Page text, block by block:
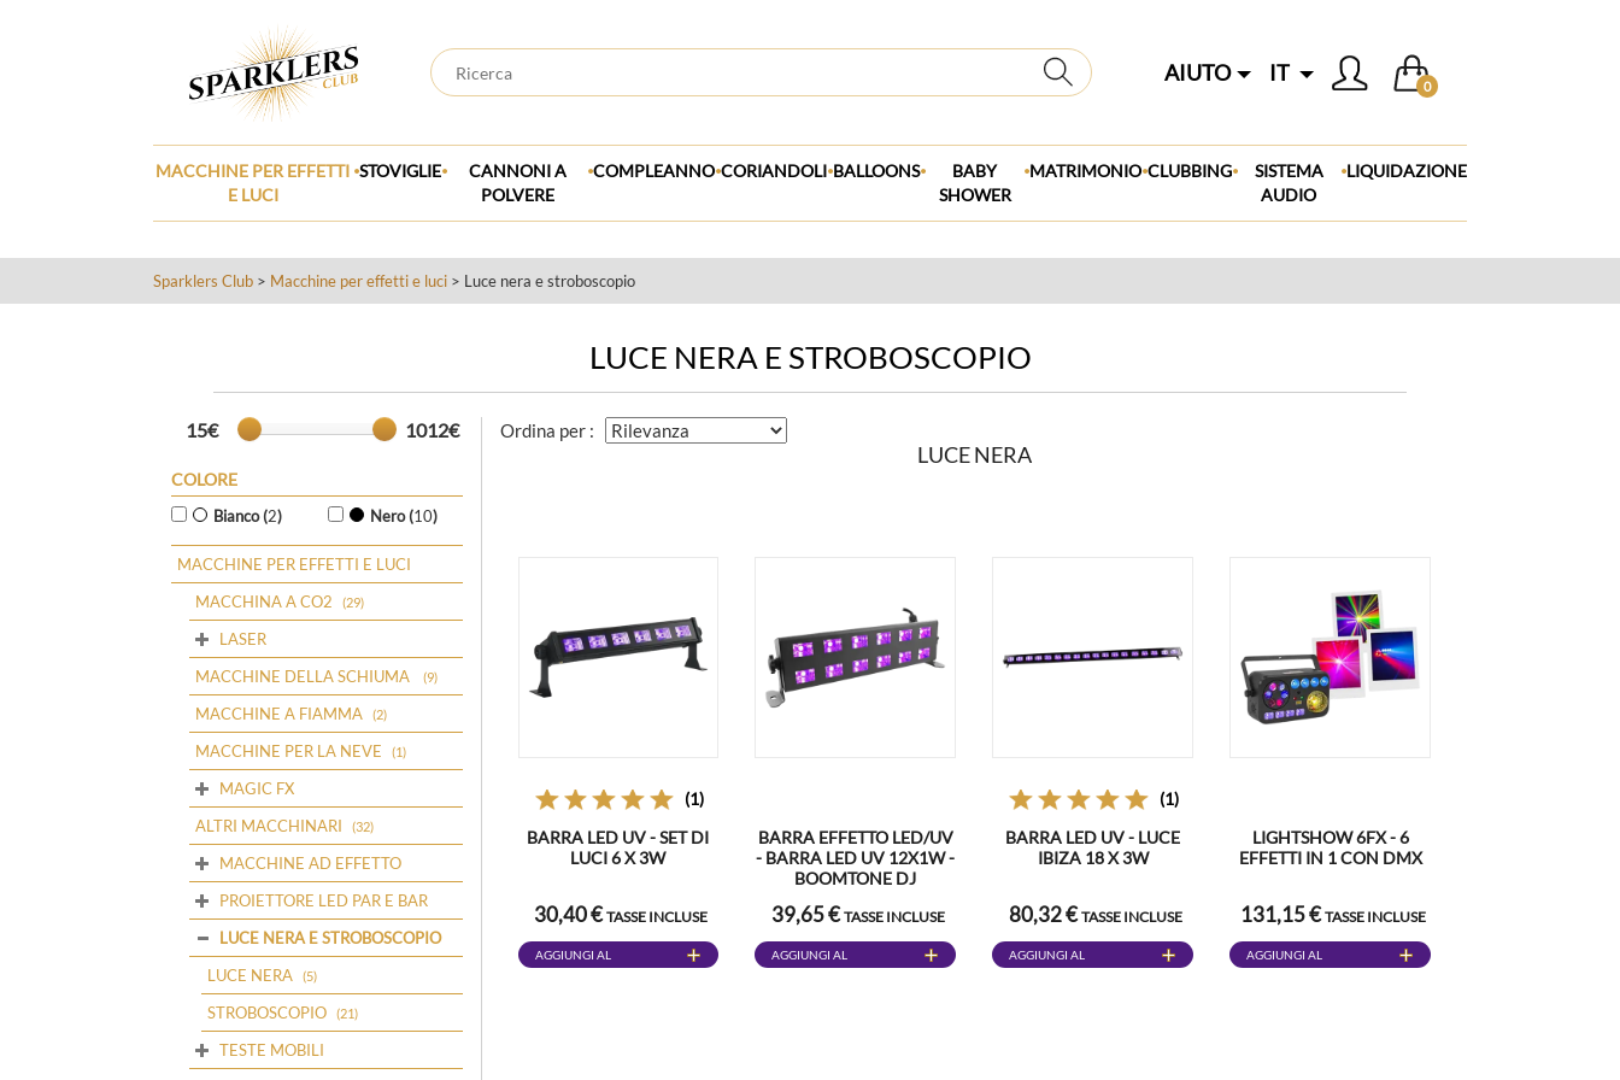
AIUTO IT
0
MACCHINE PER EFFETTI
E LUCI
.STOVIGLIE.
CANNONI A
POLVERE
.COMPLEANNO.CORIANDOLI.BALLOONS.
BABY
SHOWER
.MATRIMONIO.CLUBBING.
SISTEMA
AUDIO
.LIQUIDAZIONE
Sparklers Club > Macchine per effetti e luci > Luce nera e stroboscopio
LUCE NERA E STROBOSCOPIO
15€ 1012€
COLORE
Bianco (2) Nero (10)
MACCHINE PER EFFETTI E LUCI
MACCHINA A CO2
(29)
LASER
MACCHINE DELLA SCHIUMA
(9)
MACCHINE A FIAMMA (2)
MACCHINE PER LA NEVE (1)
MAGIC FX
ALTRI MACCHINARI
(32)
MACCHINE AD EFFETTO
PROIETTORE LED PAR E BAR
LUCE NERA E STROBOSCOPIO
LUCE NERA
(5)
STROBOSCOPIO (21)
TESTE MOBILI
Ordina per :
LUCE NERA
(1)
BARRA LED UV - SET DI
LUCI 6 X 3W
30,40 €TASSE INCLUSE
AGGIUNGI AL
BARRA EFFETTO LED/UV
- BARRA LED UV 12X1W -
BOOMTONE DJ
39,65 €TASSE INCLUSE
AGGIUNGI AL
(1)
BARRA LED UV - LUCE
IBIZA 18 X 3W
80,32 €TASSE INCLUSE
AGGIUNGI AL
LIGHTSHOW 6FX - 6
EFFETTI IN 1 CON DMX
131,15 €TASSE INCLUSE
AGGIUNGI AL